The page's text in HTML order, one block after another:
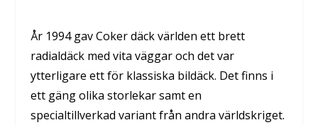
År 1994 gav Coker däck världen ett brett
radialdäck med vita väggar och det var
ytterligare ett för klassiska bildäck. Det finns i
ett gäng olika storlekar samt en
specialtillverkad variant från andra världskriget.